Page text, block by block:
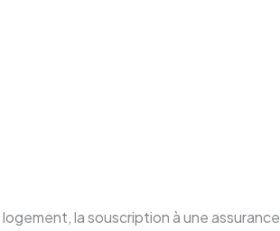
la souscription à une assurance